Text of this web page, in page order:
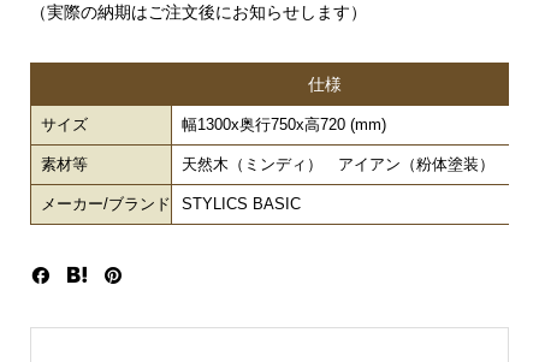
（実際の納期はご注文後にお知らせします）
仕様
サイズ 幅1300x奥行750x高720 (mm)
素材等 天然木（ミンディ） アイアン（粉体塗装） ラ
メーカー/ブランド STYLICS BASIC